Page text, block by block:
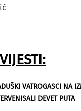
VATROGASCI NA
DEVET PUTA